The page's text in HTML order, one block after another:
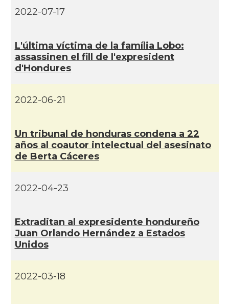
2022-07-17
L'última ví­ctima de la famí­lia Lobo:
assassinen el fill de l'expresident
d'Hondures
2022-06-21
Un tribunal de honduras condena a 22
años al coautor intelectual del asesinato
de Berta Cáceres
2022-04-23
Extraditan al expresidente hondureño
Juan Orlando Hernández a Estados
Unidos
2022-03-18